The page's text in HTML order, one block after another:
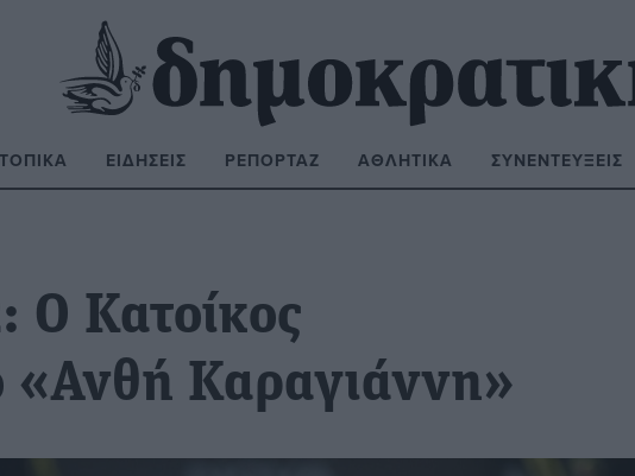
ΤΟΠΙΚΆ ΕΙΔΉΣΕΙΣ ΡΕΠΟΡΤΆΖ ΑΘΛΗΤΙΚΆ ΣΥΝΕΝΤΕΎΞΕΙΣ
Ο Κατοίκος
«Ανθή Καραγιάννη»